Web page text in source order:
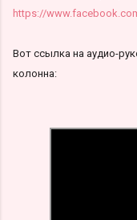
https://
Вот ссылка на аудио-
колонна: